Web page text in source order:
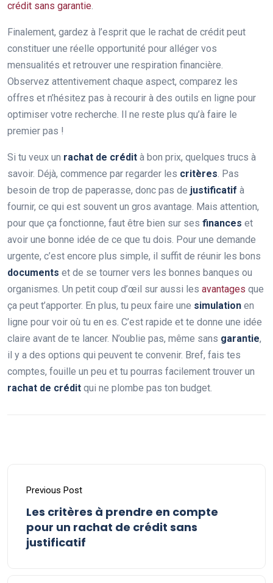
crédit sans garantie.
Finalement, gardez à l’esprit que le rachat de crédit peut
constituer une réelle opportunité pour alléger vos
mensualités et retrouver une respiration financière.
Observez attentivement chaque aspect, comparez les
offres et n’hésitez pas à recourir à des outils en ligne pour
optimiser votre recherche. Il ne reste plus qu’à faire le
premier pas !
Si tu veux un rachat de crédit à bon prix, quelques trucs à
savoir. Déjà, commence par regarder les critères. Pas
besoin de trop de paperasse, donc pas de justificatif à
fournir, ce qui est souvent un gros avantage. Mais attention,
pour que ça fonctionne, faut être bien sur ses finances et
avoir une bonne idée de ce que tu dois. Pour une demande
urgente, c’est encore plus simple, il suffit de réunir les bons
documents et de se tourner vers les bonnes banques ou
organismes. Un petit coup d’œil sur aussi les avantages que
ça peut t’apporter. En plus, tu peux faire une simulation en
ligne pour voir où tu en es. C’est rapide et te donne une idée
claire avant de te lancer. N’oublie pas, même sans garantie,
il y a des options qui peuvent te convenir. Bref, fais tes
comptes, fouille un peu et tu pourras facilement trouver un
rachat de crédit qui ne plombe pas ton budget.
Previous Post
Les critères à prendre en compte
pour un rachat de crédit sans
justificatif